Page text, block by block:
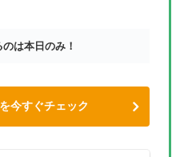
は本日のみ！
今すぐチェック